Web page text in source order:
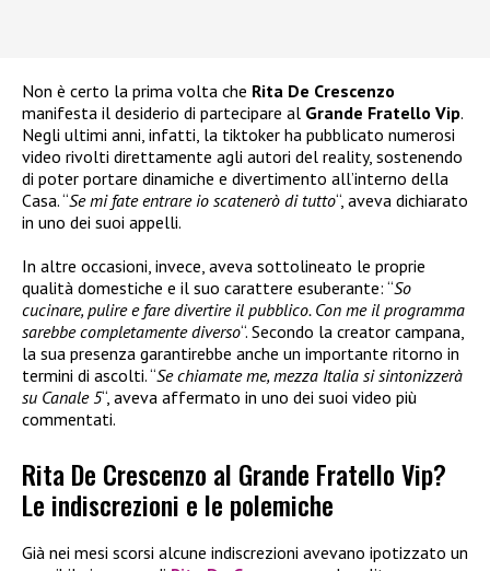
Non è certo la prima volta che Rita De Crescenzo
manifesta il desiderio di partecipare al Grande Fratello Vip.
Negli ultimi anni, infatti, la tiktoker ha pubblicato numerosi
video rivolti direttamente agli autori del reality, sostenendo
di poter portare dinamiche e divertimento all’interno della
Casa. “Se mi fate entrare io scatenerò di tutto“, aveva dichiarato
in uno dei suoi appelli.
In altre occasioni, invece, aveva sottolineato le proprie
qualità domestiche e il suo carattere esuberante: “So
cucinare, pulire e fare divertire il pubblico. Con me il programma
sarebbe completamente diverso“. Secondo la creator campana,
la sua presenza garantirebbe anche un importante ritorno in
termini di ascolti. “Se chiamate me, mezza Italia si sintonizzerà
su Canale 5“, aveva affermato in uno dei suoi video più
commentati.
Rita De Crescenzo al Grande Fratello Vip?
Le indiscrezioni e le polemiche
Già nei mesi scorsi alcune indiscrezioni avevano ipotizzato un